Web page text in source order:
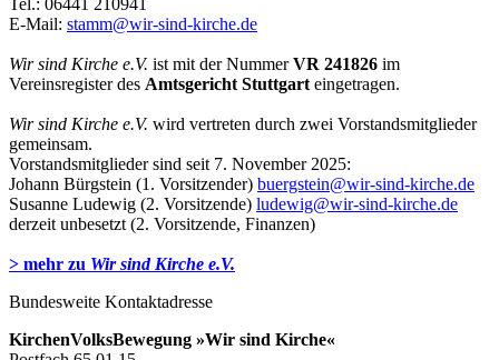
E-Mail: stamm@wir-sind-kirche.de
Wir sind Kirche e.V. ist mit der NummerVR 241826 im
Vereinsregister des Amtsgericht Stuttgart eingetragen.
Wir sind Kirche e.V. wird vertreten durch zwei Vorstandsmitglieder
gemeinsam.
Vorstandsmitglieder sind seit 7. November 2025:
Johann Bürgstein (1. Vorsitzender) buergstein@wir-sind-kirche.de
Susanne Ludewig (2. Vorsitzende) ludewig@wir-sind-kirche.de
derzeit unbesetzt (2. Vorsitzende, Finanzen)
> mehr zu Wir sind Kirche e.V.
Bundesweite Kontaktadresse
KirchenVolksBewegung »Wir sind Kirche«